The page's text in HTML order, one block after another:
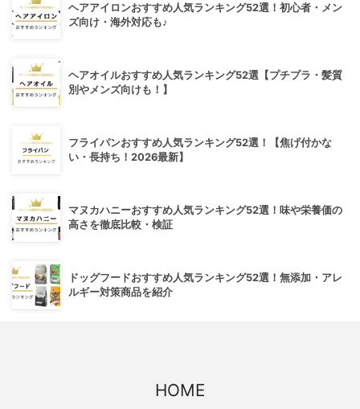
ヘアアイロンおすすめ人気ランキング52選！初心者・メン
ズ向け・海外対応も♪
ヘアオイルおすすめ人気ランキング52選【プチプラ・髪質
別やメンズ向けも！】
フライパンおすすめ人気ランキング52選！【焦げ付かな
い・長持ち！2026最新】
マヌカハニーおすすめ人気ランキング52選！味や栄養価の
高さを徹底比較・検証
ドッグフードおすすめ人気ランキング52選！無添加・アレ
ルギー対策商品を紹介
HOME